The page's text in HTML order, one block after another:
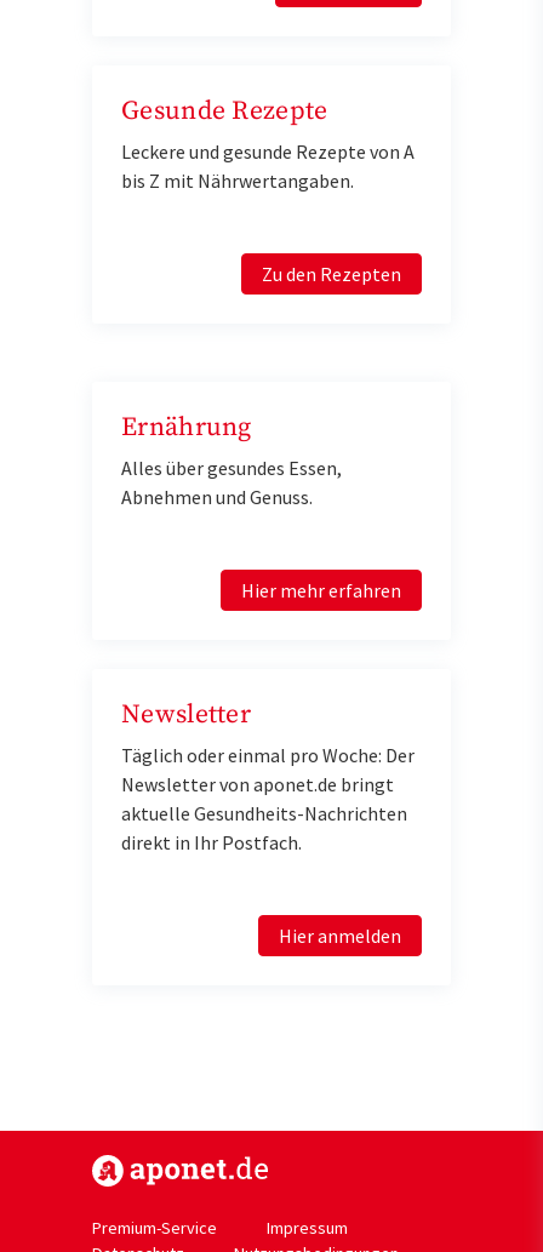
Gesunde Rezepte
Leckere und gesunde Rezepte von A
bis Z mit Nährwertangaben.
Zu den Rezepten
Ernährung
Alles über gesundes Essen,
Abnehmen und Genuss.
Hier mehr erfahren
Newsletter
Täglich oder einmal pro Woche: Der
Newsletter von aponet.de bringt
aktuelle Gesundheits-Nachrichten
direkt in Ihr Postfach.
Hier anmelden
Premium-Service
Impressum